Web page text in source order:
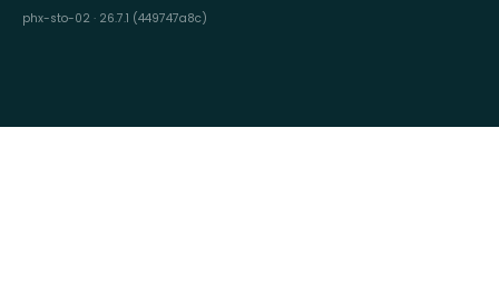
phx-sto-02 · 26.7.1 (449747a8c)